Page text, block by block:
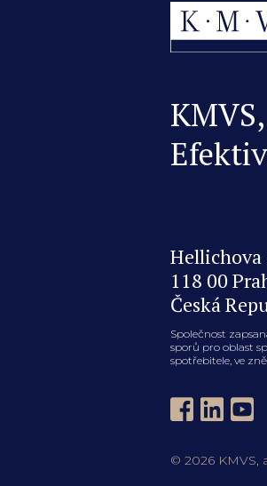
Hellichova
118 00
Česká
Společnost
sporů pro oblast
spotřebitele, ve
© 2026 KMVS,